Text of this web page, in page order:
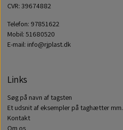
CVR: 39674882
Telefon: 97851622
Mobil: 51680520
E-mail: info@rjplast.dk
Links
Søg på navn af tagsten
Et udsnit af eksempler på taghætter mm.
Kontakt
Om os